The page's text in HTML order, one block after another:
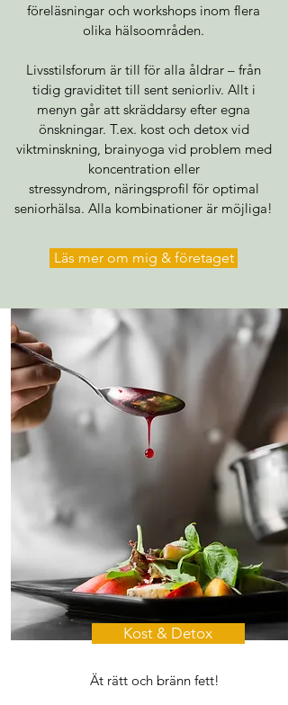
föreläsningar och workshops inom flera
olika hälsoområden.
Livsstilsforum är till för alla åldrar – från
tidig graviditet till sent seniorliv. Allt i
menyn går att skräddarsy efter egna
önskningar. T.ex. kost och detox vid
viktminskning, brainyoga vid problem med
koncentration eller
stressyndrom, näringsprofil för optimal
seniorhälsa. Alla kombinationer är möjliga!
Läs mer om mig & företaget
Kost & Detox
Ät rätt och bränn fett!